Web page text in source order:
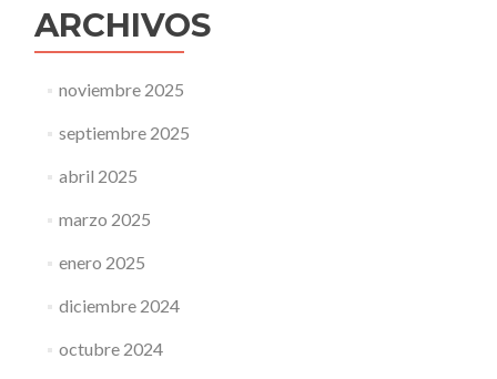
ARCHIVOS
noviembre 2025
septiembre 2025
abril 2025
marzo 2025
enero 2025
diciembre 2024
octubre 2024